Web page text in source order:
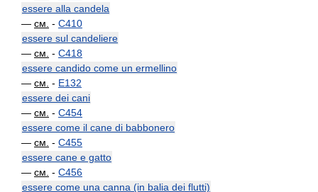
essere alla candela
— см. - C410
essere sul candeliere
— см. - C418
essere candido come un ermellino
— см. - E132
essere dei cani
— см. - C454
essere come il cane di babbonero
— см. - C455
essere cane e gatto
— см. - C456
essere come una canna (in balia dei flutti)